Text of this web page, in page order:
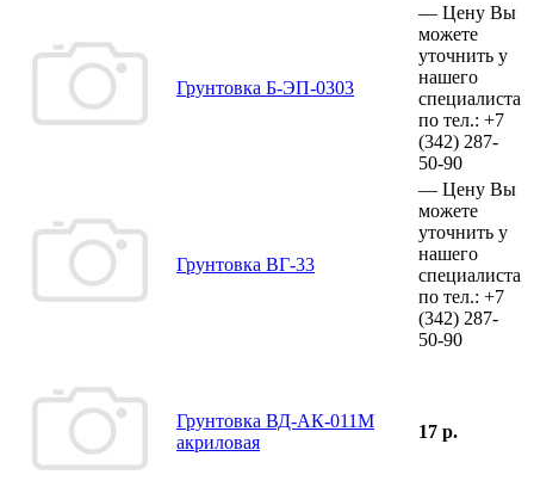
Грунтовка Б-ЭП-0303
— Цену Вы
можете
уточнить у
нашего
специалиста
по тел.: +7
(342) 287-
50-90
Грунтовка ВГ-33
— Цену Вы
можете
уточнить у
нашего
специалиста
по тел.: +7
(342) 287-
50-90
Грунтовка ВД-АК-011М
акриловая
17 р.